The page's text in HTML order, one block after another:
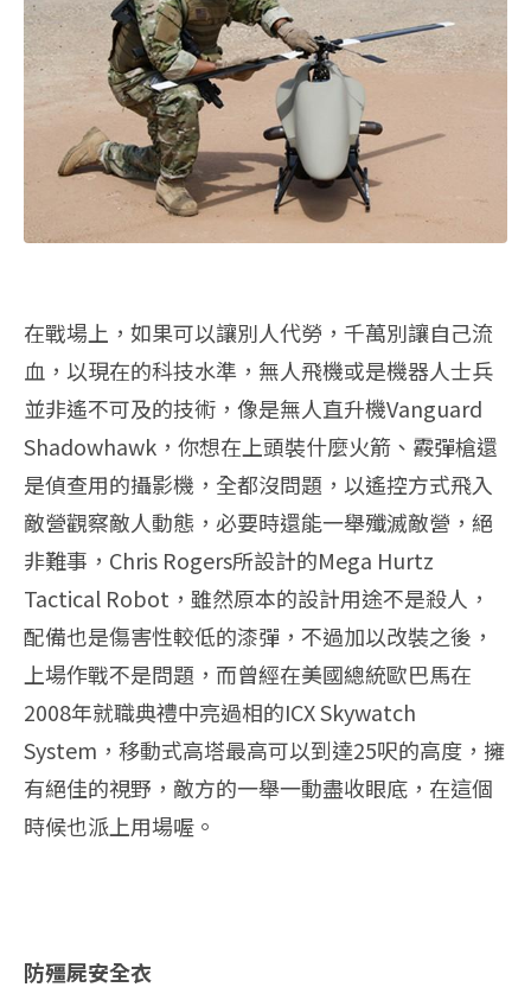
在戰場上，如果可以讓別人代勞，千萬別讓自己流
血，以現在的科技水準，無人飛機或是機器人士兵
並非遙不可及的技術，像是無人直升機Vanguard
Shadowhawk，你想在上頭裝什麼火箭、霰彈槍還
是偵查用的攝影機，全都沒問題，以遙控方式飛入
敵營觀察敵人動態，必要時還能一舉殲滅敵營，絕
非難事，Chris Rogers所設計的Mega Hurtz
Tactical Robot，雖然原本的設計用途不是殺人，
配備也是傷害性較低的漆彈，不過加以改裝之後，
上場作戰不是問題，而曾經在美國總統歐巴馬在
2008年就職典禮中亮過相的ICX Skywatch
System，移動式高塔最高可以到達25呎的高度，擁
有絕佳的視野，敵方的一舉一動盡收眼底，在這個
時候也派上用場喔。
防殭屍安全衣